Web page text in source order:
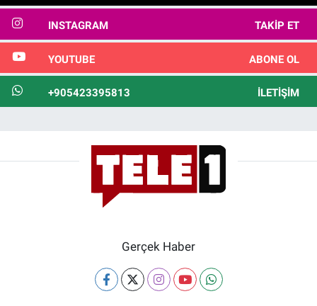
INSTAGRAM TAKIP ET
YOUTUBE ABONE OL
+905423395813 İLETIŞIM
Gerçek Haber